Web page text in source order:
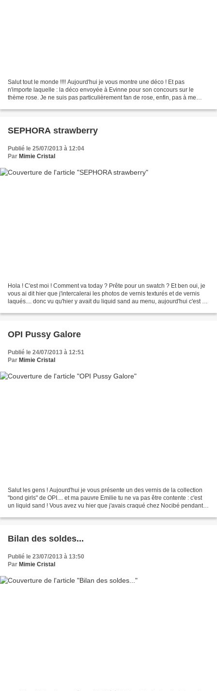
Salut tout le monde !!!! Aujourd'hui je vous montre une déco ! Et pas
n'importe laquelle : la déco envoyée à Evinne pour son concours sur le
thème rose. Je ne suis pas particulièrement fan de rose, enfin, pas à me
SEPHORA strawberry
Publié le 25/07/2013 à 12:04
Par Mimie Cristal
Hola ! C'est moi ! Comment va today ? Prête pour un swatch ? Et ben oui, je
vous ai dit hier que j'intercalerai les photos de vernis texturés et de vernis
laqués.... donc vu qu'hier y avait du liquid sand au menu, aujourd'hui c'est du
OPI Pussy Galore
Publié le 24/07/2013 à 12:51
Par Mimie Cristal
Salut les gens ! Aujourd'hui je vous présente un des vernis de la collection
"bond girls" de OPI.... et ma pauvre Emilie tu ne va pas être contente : c'est
un liquid sand ! Vous avez vu hier que j'avais craqué chez Nocibé pendant
Bilan des soldes...
Publié le 23/07/2013 à 13:50
Par Mimie Cristal